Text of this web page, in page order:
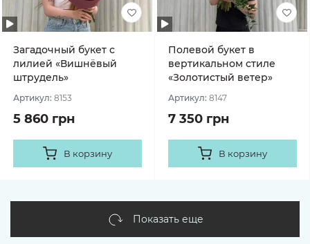
Загадочный букет с
лилией «Вишнёвый
штрудель»
Артикул: 8153
5 860 грн
В корзину
Полевой букет в
вертикальном стиле
«Золотистый ветер»
Артикул: 8147
7 350 грн
В корзину
Показать еще